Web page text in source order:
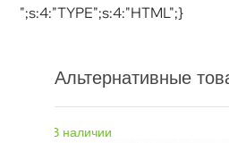
";s:4:"TYPE";s:4:"HTML";}
Альтернативные
наличии